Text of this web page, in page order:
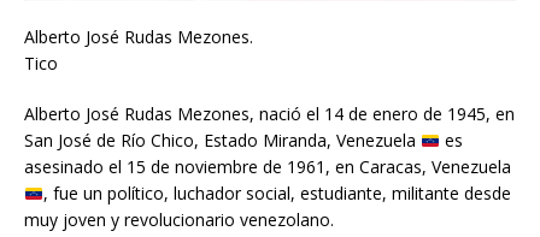
Alberto José Rudas Mezones.
Tico
Alberto José Rudas Mezones, nació el 14 de enero de 1945, en
San José de Río Chico, Estado Miranda, Venezuela
es
asesinado el 15 de noviembre de 1961, en Caracas, Venezuela
, fue un político, luchador social, estudiante, militante desde
muy joven y revolucionario venezolano.